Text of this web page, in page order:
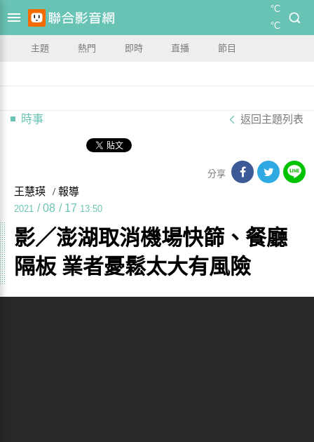
°C
°C
主題 熱門 即時 直播 節目
時事 返回主題列表
分享
王慧瑛 / 報導
2021 / 08 / 17 13:50
影／澎湖取消機場快篩、餐廳
隔板 業者憂鬆太大有風險